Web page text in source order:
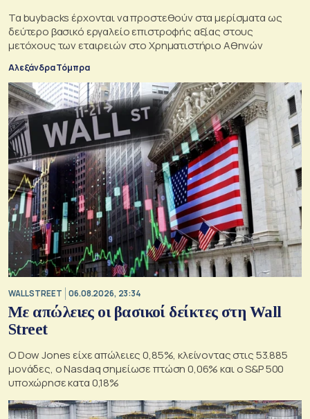
Τα buybacks έρχονται να προστεθούν στα μερίσματα ως
δεύτερο βασικό εργαλείο επιστροφής αξίας στους
μετόχους των εταιρειών στο Χρηματιστήριο Αθηνών
Αλεξάνδρα Τόμπρα
WALL STREET 06.08.2026, 23:34
Με απώλειες οι βασικοί δείκτες στη Wall
Street
Ο Dow Jones είχε απώλειες 0,85%, κλείνοντας στις 53.885
μονάδες, ο Nasdaq σημείωσε πτώση 0,06% και ο S&P 500
υποχώρησε κατα 0,18%